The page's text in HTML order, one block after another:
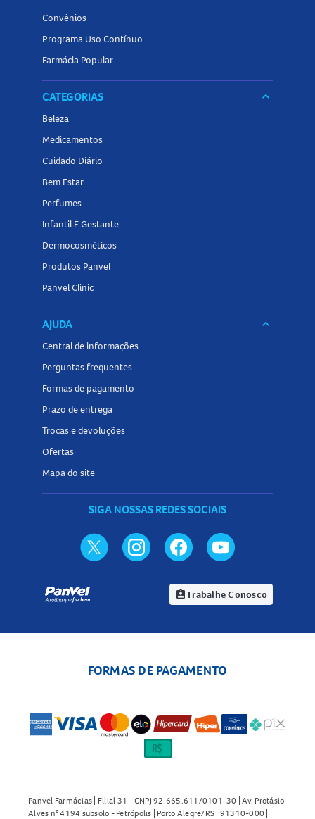
Convênios
Programa Uso Contínuo
Farmácia Popular
CATEGORIAS keyboard_arrow_down
Beleza
Medicamentos
Cuidado Diário
Bem Estar
Perfumes
Infantil E Gestante
Dermocosméticos
Produtos Panvel
Panvel Clinic
AJUDA keyboard_arrow_down
Central de informações
Perguntas frequentes
Formas de pagamento
Prazo de entrega
Trocas e devoluções
Ofertas
Mapa do site
SIGA NOSSAS REDES SOCIAIS
assignment_indTrabalhe Conosco
FORMAS DE PAGAMENTO
Panvel Farmácias | Filial 31 - CNPJ 92.665.611/0101-30 | Av. Protásio
Alves n° 4194 subsolo - Petrópolis | Porto Alegre/RS | 91310-000 |